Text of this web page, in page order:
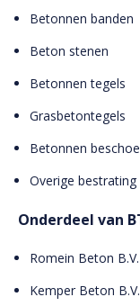
Betonnen banden
Beton stenen
Betonnen tegels
Grasbetontegels
Betonnen
Overige bestrating
Onderdeel van
Romein Beton B.V.
Kemper Beton B.V.